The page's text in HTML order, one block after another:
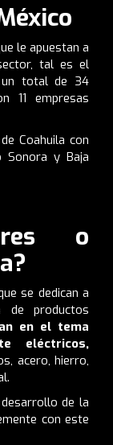
le apuestan a
tal es el
un total de 34
11 empresas
Coahuila con
Sonora y Baja
o
se dedican a
de productos
en el tema
eléctricos,
acero, hierro,
de la
con este